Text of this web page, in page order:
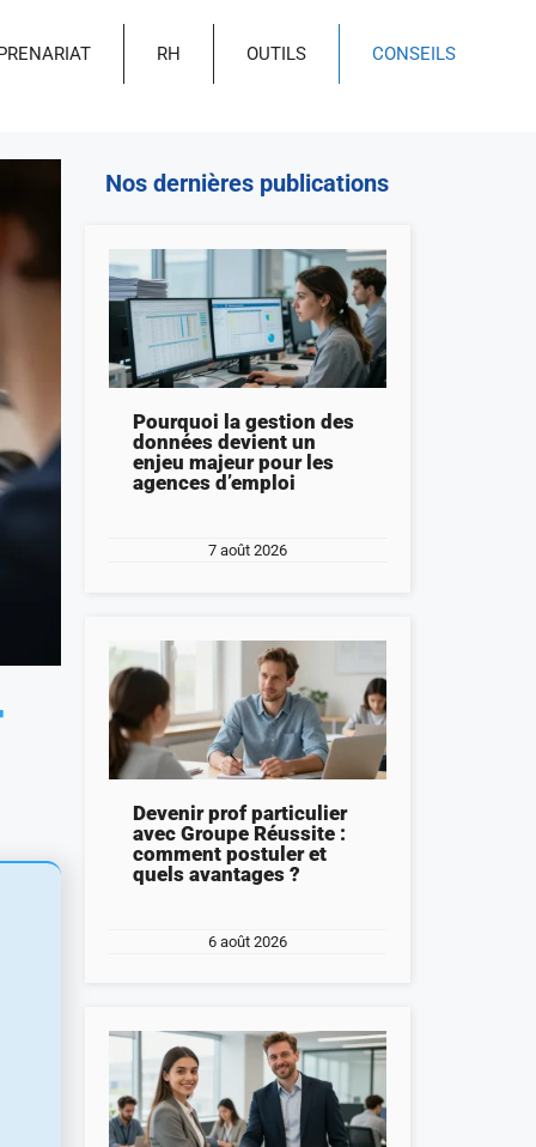
RH OUTILS CONSEILS
Nos dernières publications
Pourquoi la gestion des
données devient un
enjeu majeur pour les
agences d’emploi
7 août 2026
Devenir prof particulier
avec Groupe Réussite :
comment postuler et
quels avantages ?
6 août 2026